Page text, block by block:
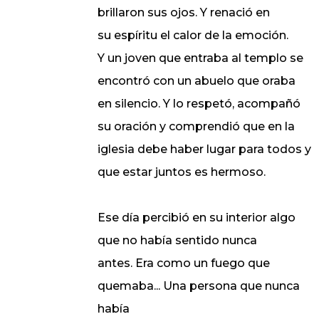
brillaron sus ojos. Y renació en
su espíritu el calor de la emoción.
Y un joven que entraba al templo se
encontró con un abuelo que oraba
en silencio. Y lo respetó, acompañó
su oración y comprendió que en la
iglesia debe haber lugar para todos y
que estar juntos es hermoso.
Ese día percibió en su interior algo
que no había sentido nunca
antes. Era como un fuego que
quemaba... Una persona que nunca
había